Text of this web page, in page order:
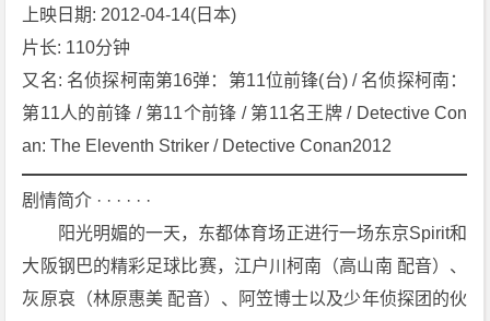
探
コ
ナ
ン
1
人
目
上映日期: 2012-04-14(日本)
片长: 110分钟
又名: 名侦探柯南第16弹：第11位前锋(台) / 名侦探柯南：
第11人的前锋 / 第11个前锋 / 第11名王牌 / Detective Con
an: The Eleventh Striker / Detective Conan2012
剧情简介 · · · · · ·
阳光明媚的一天，东都体育场正进行一场东京Spirit和
大阪钢巴的精彩足球比赛，江户川柯南（高山南 配音）、
灰原哀（林原惠美 配音）、阿笠博士以及少年侦探团的伙